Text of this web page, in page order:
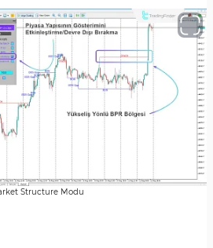
Structure Modu